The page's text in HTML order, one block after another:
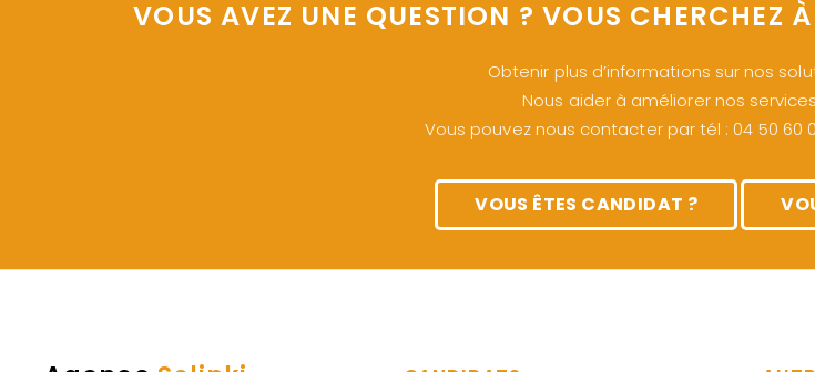
VOUS AVEZ UNE QUESTION ? VOUS CHERCHEZ
Obtenir plus d’informations sur nos
Nous aider à améliorer nos
Vous pouvez nous contacter par tél : 04 50 60
VOUS ÊTES CANDIDAT ?